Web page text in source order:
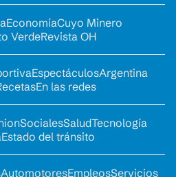
EconomíaCuyo Minero
VerdeRevista OH
EspectáculosArgentina
En las redes
SocialesSaludTecnología
Estado del tránsito
AutomotoresEmpleosServicios